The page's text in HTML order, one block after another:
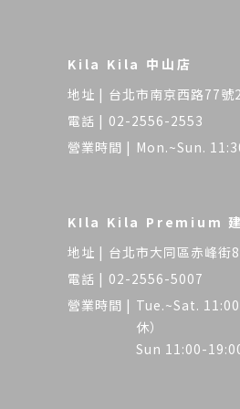
Kila Kila 中山店
台北市南京西路77號
02-2556-2553
Mon.~Sun.
KIla Kila Premium 建
台北市大同區赤峰街
02-2556-5007
Tue.~Sat.
休）
Sun 11:00-